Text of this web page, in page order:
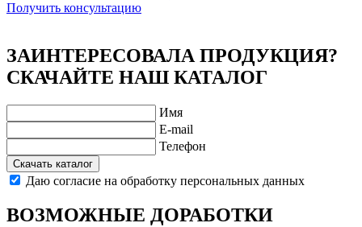
Получить консультацию
ЗАИНТЕРЕСОВАЛА ПРОДУКЦИЯ?
СКАЧАЙТЕ НАШ КАТАЛОГ
Имя
E-mail
Телефон
Скачать каталог
Даю согласие на обработку персональных данных
ВОЗМОЖНЫЕ ДОРАБОТКИ